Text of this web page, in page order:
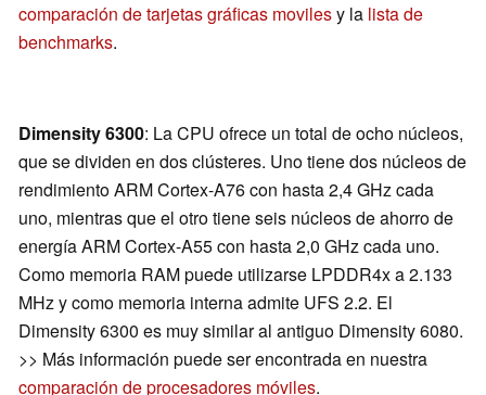
comparación de tarjetas gráficas movilesy la lista de
benchmarks.
Dimensity 6300: La CPU ofrece un total de ocho núcleos,
que se dividen en dos clústeres. Uno tiene dos núcleos de
rendimiento ARM Cortex-A76 con hasta 2,4 GHz cada
uno, mientras que el otro tiene seis núcleos de ahorro de
energía ARM Cortex-A55 con hasta 2,0 GHz cada uno.
Como memoria RAM puede utilizarse LPDDR4x a 2.133
MHz y como memoria interna admite UFS 2.2. El
Dimensity 6300 es muy similar al antiguo Dimensity 6080.
>> Más información puede ser encontrada en nuestra
comparación de procesadores móviles.